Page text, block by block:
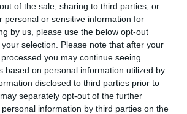
of the sale, sharing to third parties, or
personal or sensitive information for
by us, please use the below opt-out
selection. Please note that after your
you may continue seeing
based on personal information utilized by
disclosed to third parties prior to
separately opt-out of the further
information by third parties on the
toujours un mais, le prix du trajet peut
!!
ont compris qu’il fallait faire passer leur
InterCity et RE à travers les gares des
comme ceux de Zurich et
et vers les gares des centres villes
de navette spéciale et voyage